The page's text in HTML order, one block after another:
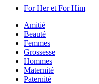
For Her et For Him
Amitié
Beauté
Femmes
Grossesse
Hommes
Maternité
Paternité